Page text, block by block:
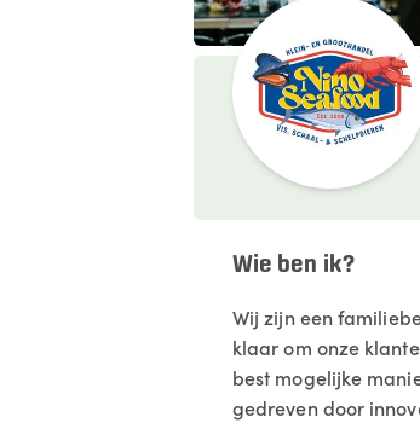
Wie ben ik?
Wij zijn een
klaar om onze
best mogelijke
gedreven door